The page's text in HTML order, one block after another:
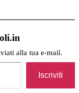
alla tua e-mail.
Iscriviti